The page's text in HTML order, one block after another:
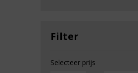
Filter
Selecteer prijs